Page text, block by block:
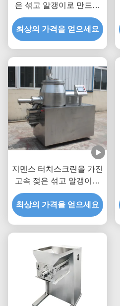
은 섞고 알갱이로 만드는
기계
최상의 가격을 얻으세요
지멘스 터치스크린을 가진
고속 젖은 섞고 알갱이로
만드는 장비
최상의 가격을 얻으세요